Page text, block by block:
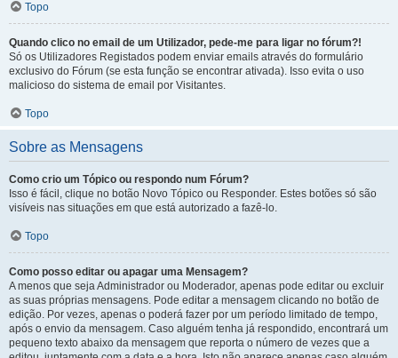
Topo
Quando clico no email de um Utilizador, pede-me para ligar no fórum?!
Só os Utilizadores Registados podem enviar emails através do formulário
exclusivo do Fórum (se esta função se encontrar ativada). Isso evita o uso
malicioso do sistema de email por Visitantes.
Topo
Sobre as Mensagens
Como crio um Tópico ou respondo num Fórum?
Isso é fácil, clique no botão Novo Tópico ou Responder. Estes botões só são
visíveis nas situações em que está autorizado a fazê-lo.
Topo
Como posso editar ou apagar uma Mensagem?
A menos que seja Administrador ou Moderador, apenas pode editar ou excluir
as suas próprias mensagens. Pode editar a mensagem clicando no botão de
edição. Por vezes, apenas o poderá fazer por um período limitado de tempo,
após o envio da mensagem. Caso alguém tenha já respondido, encontrará um
pequeno texto abaixo da mensagem que reporta o número de vezes que a